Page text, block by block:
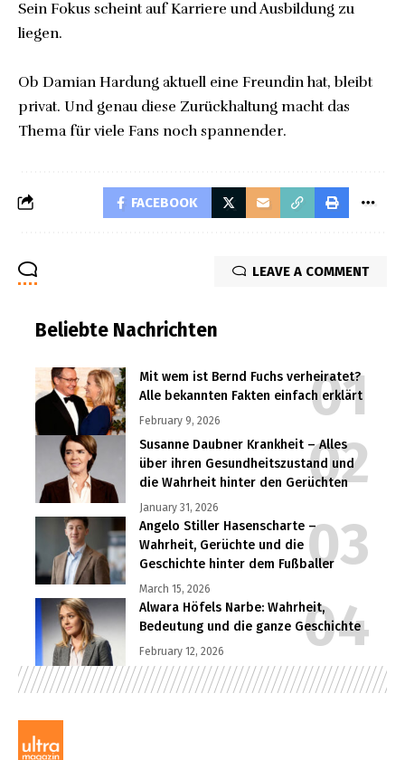
Sein Fokus scheint auf Karriere und Ausbildung zu
liegen.
Ob Damian Hardung aktuell eine Freundin hat, bleibt
privat. Und genau diese Zurückhaltung macht das
Thema für viele Fans noch spannender.
FACEBOOK
LEAVE A COMMENT
Beliebte Nachrichten
Mit wem ist Bernd Fuchs verheiratet?
Alle bekannten Fakten einfach erklärt
February 9, 2026
Susanne Daubner Krankheit – Alles
über ihren Gesundheitszustand und
die Wahrheit hinter den Gerüchten
January 31, 2026
Angelo Stiller Hasenscharte –
Wahrheit, Gerüchte und die
Geschichte hinter dem Fußballer
March 15, 2026
Alwara Höfels Narbe: Wahrheit,
Bedeutung und die ganze Geschichte
February 12, 2026